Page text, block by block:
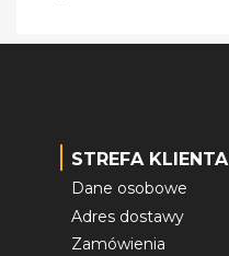
STREFA KLIENTA
Dane osobowe
Adres dostawy
Zamówienia